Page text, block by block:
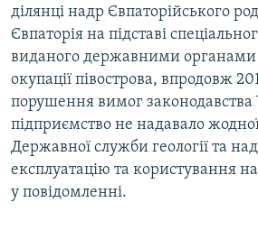
ділянці надр Євпаторійського
Євпаторія на підставі
виданого державними органами
окупації півострова, впродовж
порушення вимог законодавства
підприємство не надавало жодної
Державної служби геології та
експлуатацію та користування
у повідомленні.